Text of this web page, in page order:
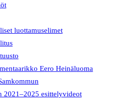
luottamuselimet
Eero Heinäluoma
2021–2025 esittelyvideot